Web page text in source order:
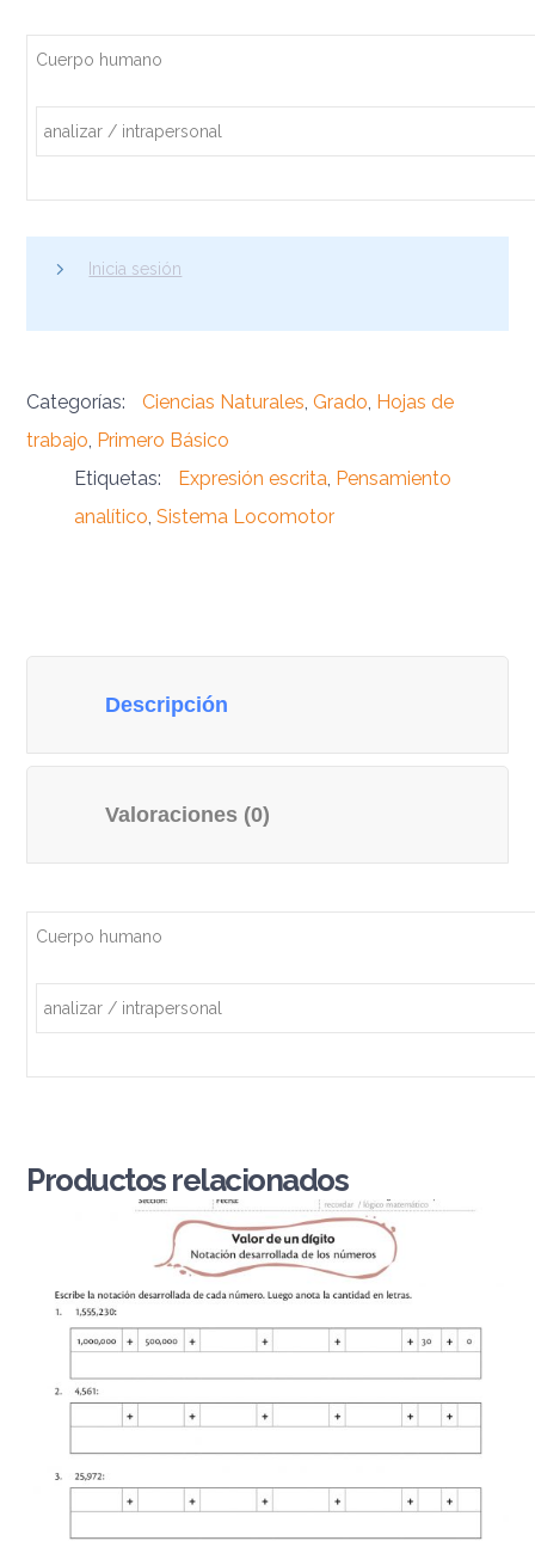
Cuerpo humano
analizar / intrapersonal
Inicia sesión
Categorías: Ciencias Naturales Grado Hojas de
trabajo Primero Básico
Etiquetas:
Expresión escrita Pensamiento
analítico ,Sistema Locomotor
Descripción
Valoraciones (0)
Cuerpo humano
analizar / intrapersonal
Productos relacionados